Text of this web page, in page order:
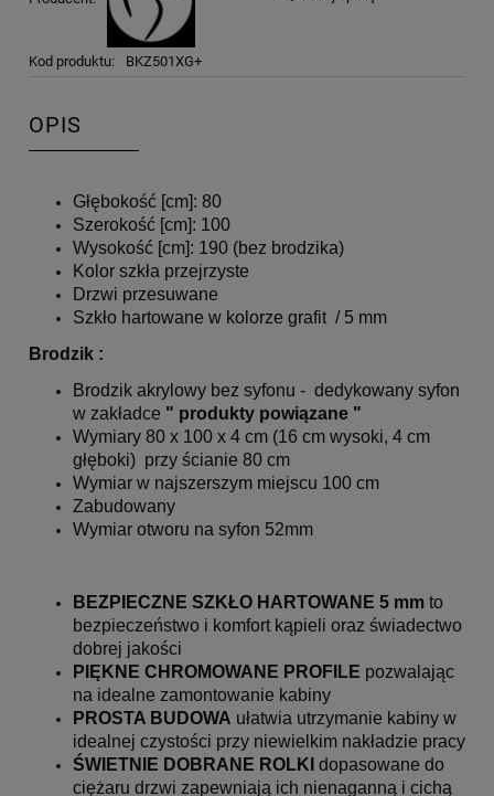
Kod produktu: BKZ501XG+
OPIS
Głębokość [cm]: 80
Szerokość [cm]: 100
Wysokość [cm]: 190 (bez brodzika)
Kolor szkła przejrzyste
Drzwi przesuwane
Szkło hartowane w kolorze grafit / 5 mm
Brodzik :
Brodzik akrylowy bez syfonu - dedykowany syfon
w zakładce " produkty powiązane "
Wymiary 80 x 100 x 4 cm (16 cm wysoki, 4 cm
głęboki) przy ścianie 80 cm
Wymiar w najszerszym miejscu 100 cm
Zabudowany
Wymiar otworu na syfon 52mm
BEZPIECZNE SZKŁO HARTOWANE 5 mm to
bezpieczeństwo i komfort kąpieli oraz świadectwo
dobrej jakości
PIĘKNE CHROMOWANE PROFILE pozwalając
na idealne zamontowanie kabiny
PROSTA BUDOWA ułatwia utrzymanie kabiny w
idealnej czystości przy niewielkim nakładzie pracy
ŚWIETNIE DOBRANE ROLKI dopasowane do
ciężaru drzwi zapewniają ich nienaganną i cichą